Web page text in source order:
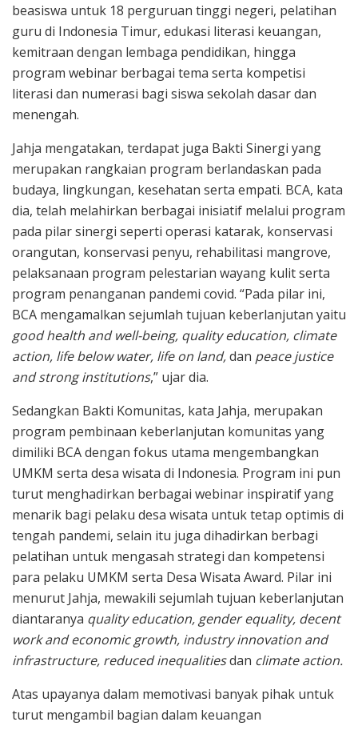
beasiswa untuk 18 perguruan tinggi negeri, pelatihan
guru di Indonesia Timur, edukasi literasi keuangan,
kemitraan dengan lembaga pendidikan, hingga
program webinar berbagai tema serta kompetisi
literasi dan numerasi bagi siswa sekolah dasar dan
menengah.
Jahja mengatakan, terdapat juga Bakti Sinergi yang
merupakan rangkaian program berlandaskan pada
budaya, lingkungan, kesehatan serta empati. BCA, kata
dia, telah melahirkan berbagai inisiatif melalui program
pada pilar sinergi seperti operasi katarak, konservasi
orangutan, konservasi penyu, rehabilitasi mangrove,
pelaksanaan program pelestarian wayang kulit serta
program penanganan pandemi covid. “Pada pilar ini,
BCA mengamalkan sejumlah tujuan keberlanjutan yaitu
good health and well-being, quality education, climate
action, life below water, life on land,dan peace justice
and strong institutions,” ujar dia.
Sedangkan Bakti Komunitas, kata Jahja, merupakan
program pembinaan keberlanjutan komunitas yang
dimiliki BCA dengan fokus utama mengembangkan
UMKM serta desa wisata di Indonesia. Program ini pun
turut menghadirkan berbagai webinar inspiratif yang
menarik bagi pelaku desa wisata untuk tetap optimis di
tengah pandemi, selain itu juga dihadirkan berbagi
pelatihan untuk mengasah strategi dan kompetensi
para pelaku UMKM serta Desa Wisata Award. Pilar ini
menurut Jahja, mewakili sejumlah tujuan keberlanjutan
diantaranya quality education, gender equality, decent
work and economic growth, industry innovation and
infrastructure, reduced inequalitiesdan climate action.
Atas upayanya dalam memotivasi banyak pihak untuk
turut mengambil bagian dalam keuangan